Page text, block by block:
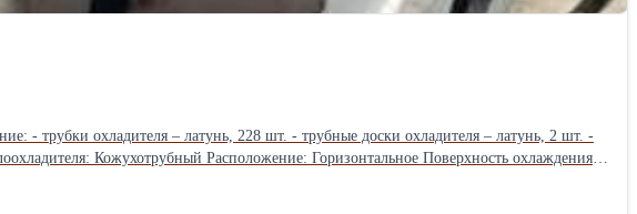
Кожухотрубный Расположение: Горизонтальное Поверхность охлаждения:
масла, не более: 10 Кгс/кв.м Рабочее давление в полости воды, не более: 6 Кгс/